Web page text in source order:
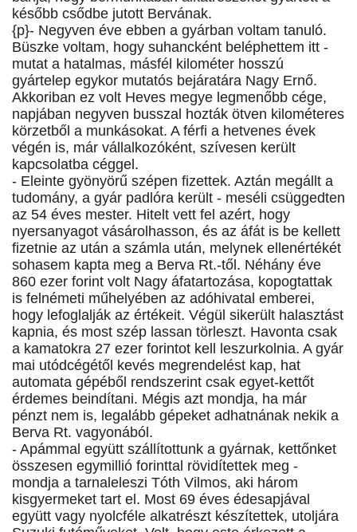
később csődbe jutott Bervának.
{p}- Negyven éve ebben a gyárban voltam tanuló.
Büszke voltam, hogy suhancként beléphettem itt -
mutat a hatalmas, másfél kilométer hosszú
gyártelep egykor mutatós bejáratára Nagy Ernő.
Akkoriban ez volt Heves megye legmenőbb cége,
napjában negyven busszal hozták ötven kilométeres
körzetből a munkásokat. A férfi a hetvenes évek
végén is, már vállalkozóként, szívesen került
kapcsolatba céggel.
- Eleinte gyönyörű szépen fizettek. Aztán megállt a
tudomány, a gyár padlóra került - meséli csüggedten
az 54 éves mester. Hitelt vett fel azért, hogy
nyersanyagot vásárolhasson, és az áfát is be kellett
fizetnie az után a számla után, melynek ellenértékét
sohasem kapta meg a Berva Rt.-től. Néhány éve
860 ezer forint volt Nagy áfatartozása, kopogtattak
is felnémeti műhelyében az adóhivatal emberei,
hogy lefoglalják az értékeit. Végül sikerült halasztást
kapnia, és most szép lassan törleszt. Havonta csak
a kamatokra 27 ezer forintot kell leszurkolnia. A gyár
mai utódcégétől kevés megrendelést kap, hat
automata gépéből rendszerint csak egyet-kettőt
érdemes beindítani. Mégis azt mondja, ha már
pénzt nem is, legalább gépeket adhatnának nekik a
Berva Rt. vagyonából.
- Apámmal együtt szállítottunk a gyárnak, kettőnket
összesen egymillió forinttal rövidítettek meg -
mondja a tarnaleleszi Tóth Vilmos, aki három
kisgyermeket tart el. Most 69 éves édesapjával
együtt vagy nyolcféle alkatrészt készítettek, utoljára